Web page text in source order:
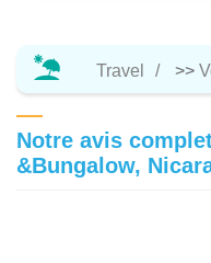
Travel >>
Notre avis
&Bungalow,